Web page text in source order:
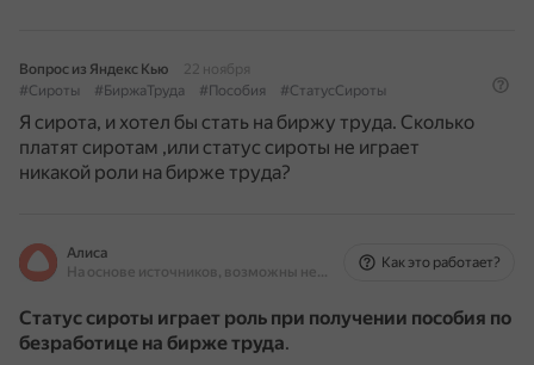
Вопрос из Яндекс Кью
22 ноября
#Сироты
#БиржаТруда #Пособия #СтатусСироты
Я сирота, и хотел бы стать на биржу труда. Сколько
платят сиротам ,или статус сироты не играет
никакой роли на бирже труда?
Алиса
На основе источников, возможны неточности
Как это работает?
Статус сироты играет роль при получении пособия по
безработице на бирже труда.